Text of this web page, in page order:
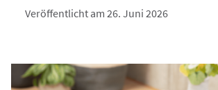
Veröffentlicht am 26. Juni 2026